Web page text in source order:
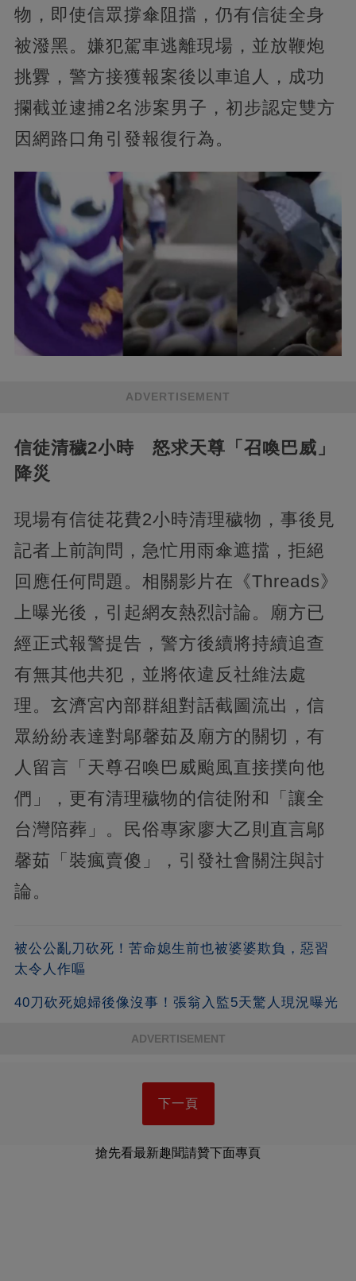
物，即使信眾撐傘阻擋，仍有信徒全身
被潑黑。嫌犯駕車逃離現場，並放鞭炮
挑釁，警方接獲報案後以車追人，成功
攔截並逮捕2名涉案男子，初步認定雙方
因網路口角引發報復行為。
ADVERTISEMENT
信徒清穢2小時 怒求天尊「召喚巴威」
降災
現場有信徒花費2小時清理穢物，事後見
記者上前詢問，急忙用雨傘遮擋，拒絕
回應任何問題。相關影片在《Threads》
上曝光後，引起網友熱烈討論。廟方已
經正式報警提告，警方後續將持續追查
有無其他共犯，並將依違反社維法處
理。玄濟宮內部群組對話截圖流出，信
眾紛紛表達對鄔馨茹及廟方的關切，有
人留言「天尊召喚巴威颱風直接撲向他
們」，更有清理穢物的信徒附和「讓全
台灣陪葬」。民俗專家廖大乙則直言鄔
馨茹「裝瘋賣傻」，引發社會關注與討
論。
被公公亂刀砍死！苦命媳生前也被婆婆欺負，惡習
太令人作嘔
40刀砍死媳婦後像沒事！張翁入監5天驚人現況曝光
ADVERTISEMENT
下一頁
搶先看最新趣聞請贊下面專頁